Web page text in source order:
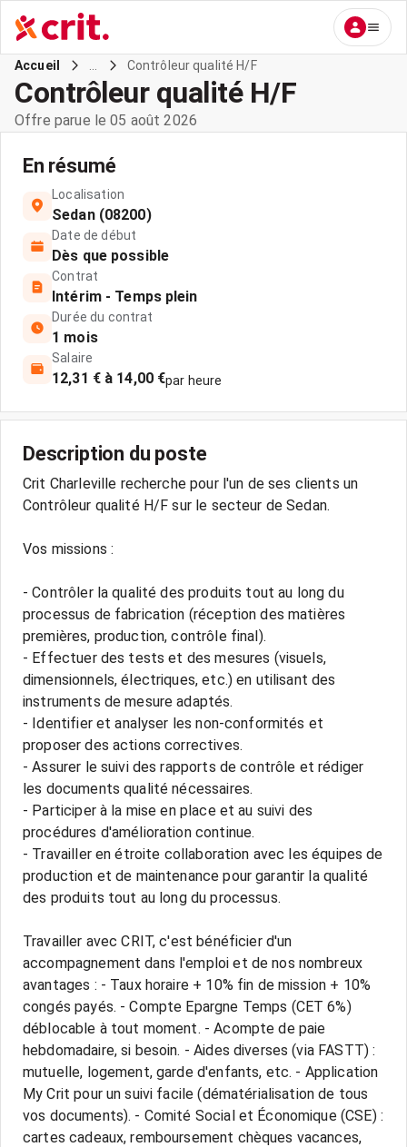
Accueil Contrôleur qualité H/F
Contrôleur qualité H/F
Offre parue le 05 août 2026
En résumé
Localisation
Sedan (08200)
Date de début
Dès que possible
Contrat
Intérim - Temps plein
Durée du contrat
1 mois
Salaire
12,31 € à 14,00 €par heure
Description du poste
Crit Charleville recherche pour l'un de ses clients un
Contrôleur qualité H/F sur le secteur de Sedan.
Vos missions :
- Contrôler la qualité des produits tout au long du
processus de fabrication (réception des matières
premières, production, contrôle final).
- Effectuer des tests et des mesures (visuels,
dimensionnels, électriques, etc.) en utilisant des
instruments de mesure adaptés.
- Identifier et analyser les non-conformités et
proposer des actions correctives.
- Assurer le suivi des rapports de contrôle et rédiger
les documents qualité nécessaires.
- Participer à la mise en place et au suivi des
procédures d'amélioration continue.
- Travailler en étroite collaboration avec les équipes de
production et de maintenance pour garantir la qualité
des produits tout au long du processus.
Travailler avec CRIT, c'est bénéficier d'un
accompagnement dans l'emploi et de nos nombreux
avantages : - Taux horaire + 10% fin de mission + 10%
congés payés. - Compte Epargne Temps (CET 6%)
déblocable à tout moment. - Acompte de paie
hebdomadaire, si besoin. - Aides diverses (via FASTT) :
mutuelle, logement, garde d'enfants, etc. - Application
My Crit pour un suivi facile (dématérialisation de tous
vos documents). - Comité Social et Économique (CSE) :
cartes cadeaux, remboursement chèques vacances,